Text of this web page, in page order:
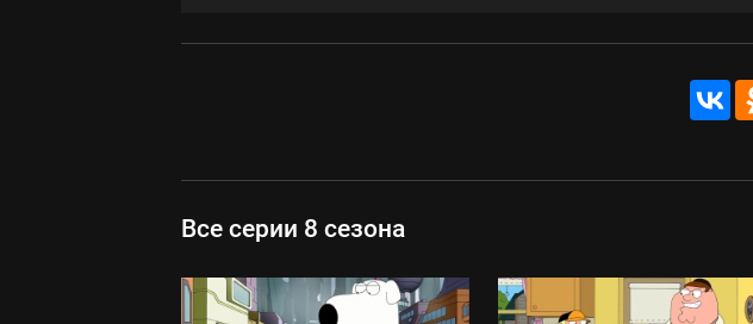
Все серии 8 сезона